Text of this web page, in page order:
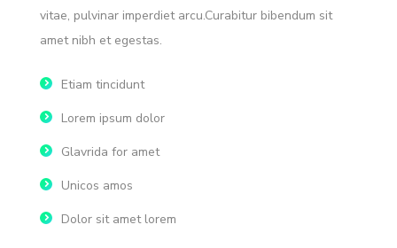
vitae, pulvinar imperdiet arcu.Curabitur bibendum sit
amet nibh et egestas.
Etiam tincidunt
Lorem ipsum dolor
Glavrida for amet
Unicos amos
Dolor sit amet lorem